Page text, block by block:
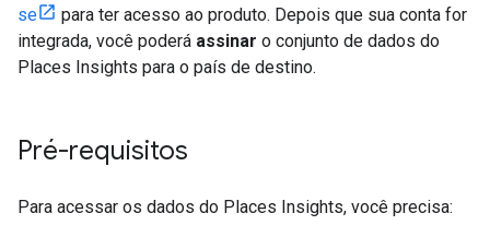
se
para ter acesso ao produto. Depois que sua conta for
integrada, você poderá assinar o conjunto de dados do
Places Insights para o país de destino.
Pré-requisitos
Para acessar os dados do Places Insights, você precisa: